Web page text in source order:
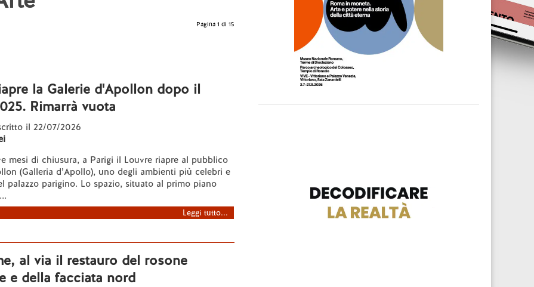
Pagina 1 di 15
la Galerie d'Apollon dopo il
Rimarrà vuota
il 22/07/2026
mesi di chiusura, a Parigi il Louvre riapre al pubblico
(Galleria d’Apollo), uno degli ambienti più celebri e
palazzo parigino. Lo spazio, situato al primo piano
Leggi tutto...
al via il restauro del rosone
e della facciata nord